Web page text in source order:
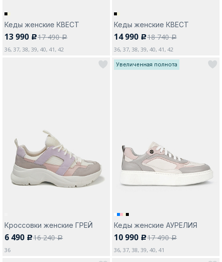
Кеды женские КВЕСТ
13 990 c17 490a
36, 37, 38, 39, 40, 41, 42
Кеды женские КВЕСТ
14 990 c18 740a
36, 37, 38, 39, 40, 41, 42
Кроссовки женские ГРЕЙ
6 490 c16 240a
36
Увеличенная полнота
Кеды женские АУРЕЛИЯ
10 990 c17 490a
36, 37, 38, 39, 40, 41